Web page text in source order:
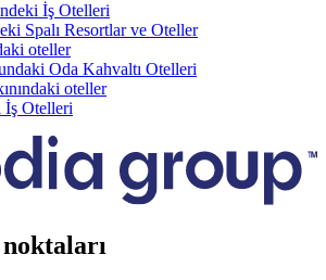
İş Otelleri
Spalı Resortlar ve Oteller
oteller
Oda Kahvaltı Otelleri
oteller
İş Otelleri